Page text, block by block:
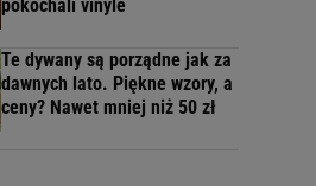
pokochali vinyle
Te dywany są porządne jak za
dawnych lato. Piękne wzory, a
ceny? Nawet mniej niż 50 zł